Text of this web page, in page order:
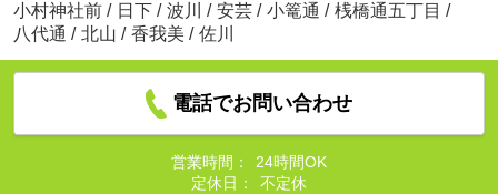
小村神社前 / 日下 / 波川 / 安芸 / 小篭通 / 桟橋通五丁目 /
八代通 / 北山 / 香我美 / 佐川
電話でお問い合わせ
営業時間：
24時間OK
定休日：
不定休